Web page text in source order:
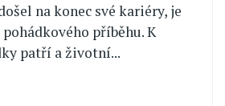
na konec své kariéry, je
příběhu. K
patří a životní...